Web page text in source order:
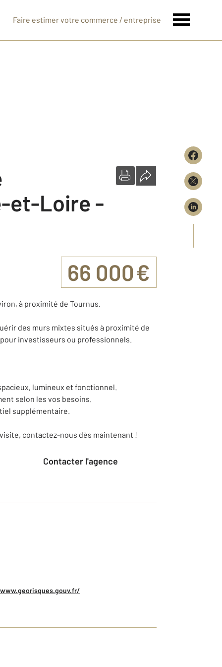
Faire estimer votre commerce / entreprise
et-Loire -
66 000 €
à proximité de Tournus.
des murs mixtes situés à proximité de
investisseurs ou professionnels.
lumineux et fonctionnel.
selon les vos besoins.
supplémentaire.
contactez-nous dès maintenant !
Contacter l'agence